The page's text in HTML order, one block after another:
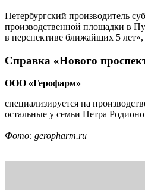
Петербургский производитель
производственной площадки в
в перспективе ближайших 5
Справка «Нового
ООО «Герофарм»
специализируется на
остальные у семьи Петра
Фото: geropharm.ru